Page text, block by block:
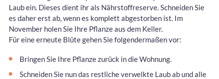
Laub ein. Dieses dient ihr als Nährstoffreserve. Schneiden Sie
es daher erst ab, wenn es komplett abgestorben ist. Im
November holen Sie Ihre Pflanze aus dem Keller.
Für eine erneute Blüte gehen Sie folgendermaßen vor:
Bringen Sie Ihre Pflanze zurück in die Wohnung.
Schneiden Sie nun das restliche verwelkte Laub ab und alle